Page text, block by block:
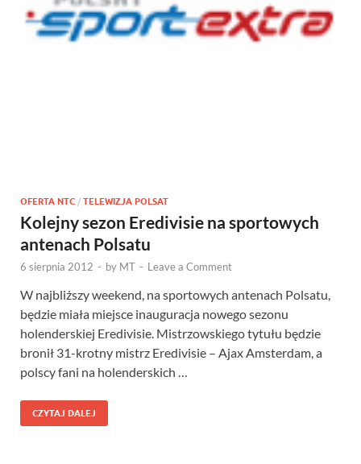
OFERTA NTC / TELEWIZJA POLSAT
Kolejny sezon Eredivisie na sportowych
antenach Polsatu
6 sierpnia 2012 - by MT - Leave a Comment
W najbliższy weekend, na sportowych antenach Polsatu,
będzie miała miejsce inauguracja nowego sezonu
holenderskiej Eredivisie. Mistrzowskiego tytułu będzie
bronił 31-krotny mistrz Eredivisie – Ajax Amsterdam, a
polscy fani na holenderskich …
CZYTAJ DALEJ